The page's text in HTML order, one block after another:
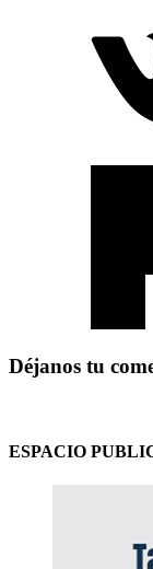
Déjanos tu
ESPACIO